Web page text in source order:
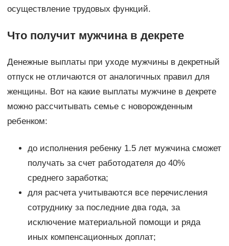
осуществление трудовых функций.
Что получит мужчина в декрете
Денежные выплаты при уходе мужчины в декретный
отпуск не отличаются от аналогичных правил для
женщины. Вот на какие выплаты мужчине в декрете
можно рассчитывать семье с новорожденным
ребенком:
до исполнения ребенку 1.5 лет мужчина сможет
получать за счет работодателя до 40%
среднего заработка;
для расчета учитываются все перечисления
сотруднику за последние два года, за
исключение материальной помощи и ряда
иных компенсационных доплат;